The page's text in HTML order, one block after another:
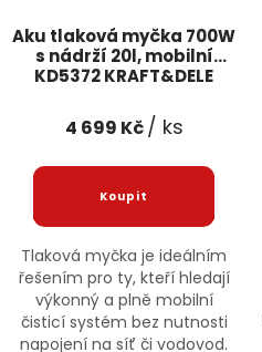
Aku tlaková myčka 700W
s nádrží 20l, mobilní
KD5372 KRAFT&DELE
4 699 Kč/ ks
Tlaková myčka je ideálním
řešením pro ty, kteří hledají
výkonný a plně mobilní
čisticí systém bez nutnosti
napojení na síť či vodovod.